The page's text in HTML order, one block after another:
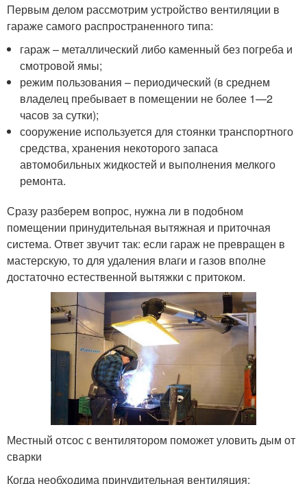
Первым делом рассмотрим устройство вентиляции в
гараже самого распространенного типа:
гараж – металлический либо каменный без погреба и
смотровой ямы;
режим пользования – периодический (в среднем
владелец пребывает в помещении не более 1—2
часов за сутки);
сооружение используется для стоянки транспортного
средства, хранения некоторого запаса
автомобильных жидкостей и выполнения мелкого
ремонта.
Сразу разберем вопрос, нужна ли в подобном
помещении принудительная вытяжная и приточная
система. Ответ звучит так: если гараж не превращен в
мастерскую, то для удаления влаги и газов вполне
достаточно естественной вытяжки с притоком.
Местный отсос с вентилятором поможет уловить дым от
сварки
Когда необходима принудительная вентиляция: